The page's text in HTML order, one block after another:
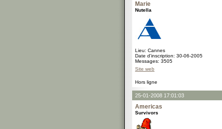
Marie
Nutella
Lieu: Cannes
Date d'inscription: 30-06-2005
Messages: 3505
Site web
Hors ligne
25-01-2008 17:01:03
Americas
Survivors